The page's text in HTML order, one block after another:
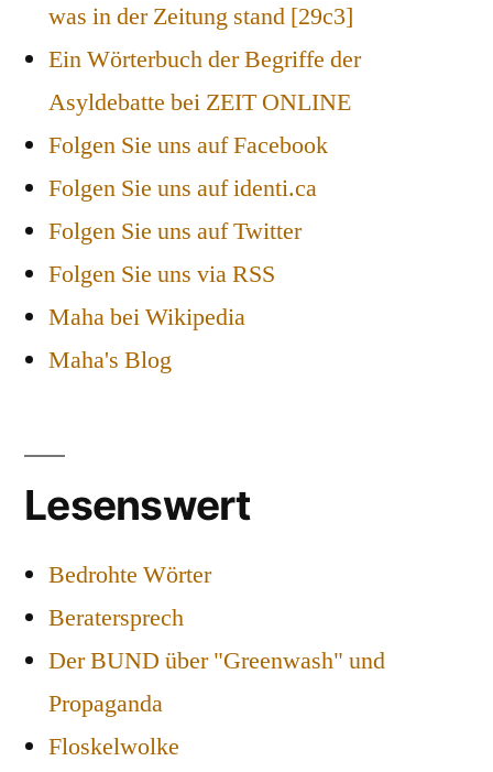
was in der Zeitung stand [29c3]
Ein Wörterbuch der Begriffe der
Asyldebatte bei ZEIT ONLINE
Folgen Sie uns auf Facebook
Folgen Sie uns auf identi.ca
Folgen Sie uns auf Twitter
Folgen Sie uns via RSS
Maha bei Wikipedia
Maha's Blog
Lesenswert
Bedrohte Wörter
Beratersprech
Der BUND über "Greenwash" und
Propaganda
Floskelwolke